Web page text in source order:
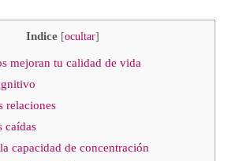
122
Indice [ocultar]
mejoran tu calidad de vida
relaciones
caídas
capacidad de concentración